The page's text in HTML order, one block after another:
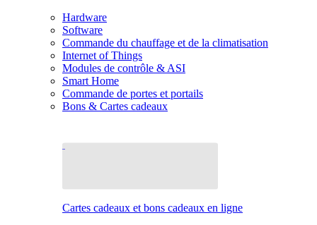
Hardware
Software
Commande du chauffage et de la climatisation
Internet of Things
Modules de contrôle & ASI
Smart Home
Commande de portes et portails
Bons & Cartes cadeaux
Cartes cadeaux et bons cadeaux en ligne